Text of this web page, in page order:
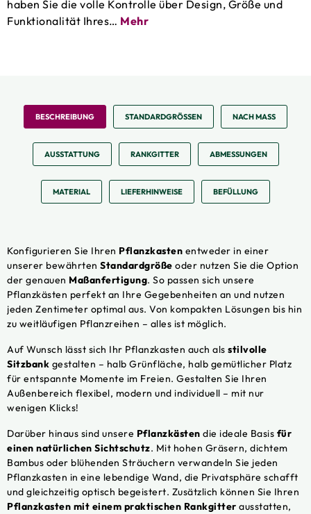
haben Sie die volle Kontrolle über Design, Größe und
Funktionalität Ihres… Mehr
BESCHREIBUNG STANDARDGRÖSSEN NACH MASS
AUSSTATTUNG RANKGITTER ABMESSUNGEN
MATERIAL LIEFERHINWEISE BEFÜLLUNG
Konfigurieren Sie Ihren Pflanzkasten entweder in einer
unserer bewährten Standardgröße oder nutzen Sie die Option
der genauen Maßanfertigung. So passen sich unsere
Pflanzkästen perfekt an Ihre Gegebenheiten an und nutzen
jeden Zentimeter optimal aus. Von kompakten Lösungen bis hin
zu weitläufigen Pflanzreihen – alles ist möglich.
Auf Wunsch lässt sich Ihr Pflanzkasten auch als stilvolle
Sitzbank gestalten – halb Grünfläche, halb gemütlicher Platz
für entspannte Momente im Freien. Gestalten Sie Ihren
Außenbereich flexibel, modern und individuell – mit nur
wenigen Klicks!
Darüber hinaus sind unsere Pflanzkästen die ideale Basis für
einen natürlichen Sichtschutz. Mit hohen Gräsern, dichtem
Bambus oder blühenden Sträuchern verwandeln Sie jeden
Pflanzkasten in eine lebendige Wand, die Privatsphäre schafft
und gleichzeitig optisch begeistert. Zusätzlich können Sie Ihren
Pflanzkasten mit einem praktischen Rankgitter ausstatten,